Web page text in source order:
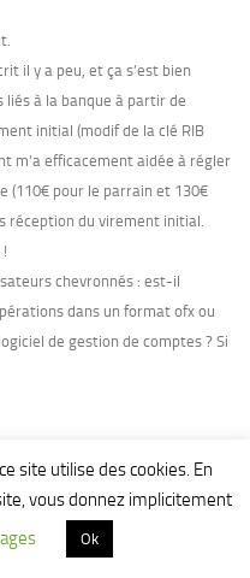
il y a peu, et ça s’est bien
liés à la banque à partir de
initial (modif de la clé RIB
m’a efficacement aidée à régler
(110€ pour le parrain et 130€
réception du virement initial.
chevronnés : est-il
dans un format ofx ou
de gestion de comptes ? Si
témoignage, même si
les mêmes soucis mais c’est
les avis et les impressions !
site utilise des cookies. En
vous donnez implicitement
Ok